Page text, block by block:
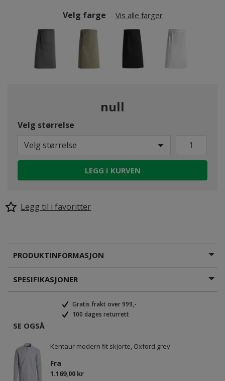
Velg farge Vis alle farger
null
Velg størrelse
Velg størrelse
LEGG I KURVEN
Legg til i favoritter
PRODUKTINFORMASJON
SPESIFIKASJONER
Gratis frakt over 999,-
100 dages returrett
SE OGSÅ
Kentaur modern fit skjorte, Oxford grey
Fra
1.169,00 kr